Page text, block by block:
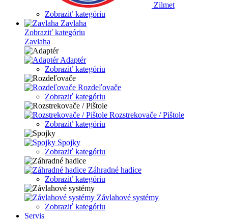
Zilmet
Zobraziť kategóriu
Zavlaha
Zobraziť kategóriu
Zavlaha
Adaptér
Zobraziť kategóriu
Rozdeľovače
Zobraziť kategóriu
Rozstrekovače / Pištole
Zobraziť kategóriu
Spojky
Zobraziť kategóriu
Záhradné hadice
Zobraziť kategóriu
Závlahové systémy
Zobraziť kategóriu
Servis